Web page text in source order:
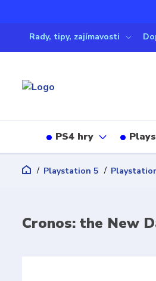
Rady, tipy, zajímavosti
PS4 hry
Playstation 5
Cronos: the New